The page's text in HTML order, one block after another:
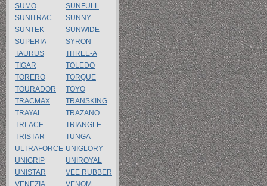
SUMO
SUNFULL
SUNITRAC
SUNNY
SUNTEK
SUNWIDE
SUPERIA
SYRON
TAURUS
THREE-A
TIGAR
TOLEDO
TORERO
TORQUE
TOURADOR
TOYO
TRACMAX
TRANSKING
TRAYAL
TRAZANO
TRI-ACE
TRIANGLE
TRISTAR
TUNGA
ULTRAFORCE UNIGLORY
UNIGRIP
UNIROYAL
UNISTAR
VEE RUBBER
VENEZIA
VENOM